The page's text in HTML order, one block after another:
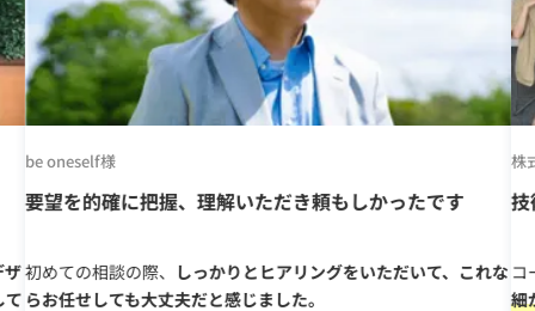
ザ
て
be oneself様
要望を的確に把握、理解いただき頼もしかったです
初めての相談の際、 しっかりとヒアリングをいただいて、これな
らお任せしても大丈夫だと感じました。
株
コ
細